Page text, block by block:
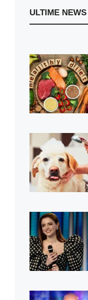
ULTIME NEWS